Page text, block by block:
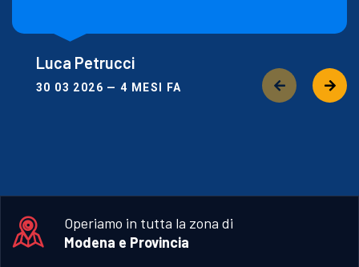
Luca Petrucci
30 03 2026 — 4 MESI FA
Operiamo in tutta la zona di
Modena e Provincia